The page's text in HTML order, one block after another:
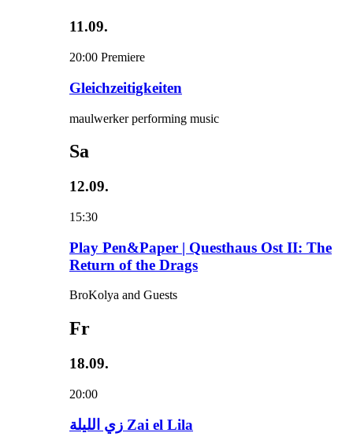
11.09.
20:00 Premiere
Gleichzeitigkeiten
maulwerker performing music
Sa
12.09.
15:30
Play Pen&Paper | Questhaus Ost II: The
Return of the Drags
BroKolya and Guests
Fr
18.09.
20:00
زي‌ اللیلة Zai el Lila